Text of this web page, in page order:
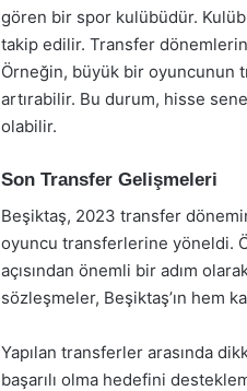
gören bir spor kulübüdür.
takip edilir. Transfer
Örneğin, büyük bir oyuncunun
artırabilir. Bu durum, hisse
olabilir.
Son Transfer Gelişmeleri
Beşiktaş, 2023 transfer
oyuncu transferlerine yöneldi.
açısından önemli bir adım
sözleşmeler, Beşiktaş’ın hem
Yapılan transferler arasında
başarılı olma hedefini